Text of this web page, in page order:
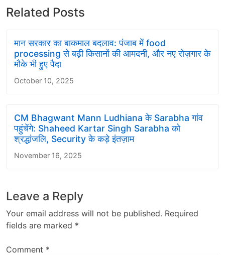
Related Posts
मान सरकार का बाकमाल बदलाव: पंजाब में food
processing से बढ़ी किसानों की आमदनी, और नए रोज़गार के
मौके भी हुए पैदा
October 10, 2025
CM Bhagwant Mann Ludhiana के Sarabha गांव
पहुंचेंगे: Shaheed Kartar Singh Sarabha को
श्रद्धांजलि, Security के कड़े इंतज़ाम
November 16, 2025
Leave a Reply
Your email address will not be published. Required
fields are marked *
Comment *